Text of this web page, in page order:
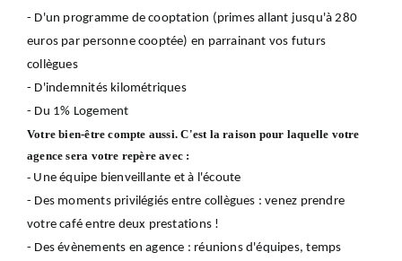
- D'un programme de cooptation (primes allant jusqu'à 280
euros par personne cooptée) en parrainant vos futurs
collègues
- D'indemnités kilométriques
- Du 1% Logement
Votre bien-être compte aussi. C'est la raison pour laquelle votre
agence sera votre repère avec :
- Une équipe bienveillante et à l'écoute
- Des moments privilégiés entre collègues : venez prendre
votre café entre deux prestations !
- Des évènements en agence : réunions d'équipes, temps